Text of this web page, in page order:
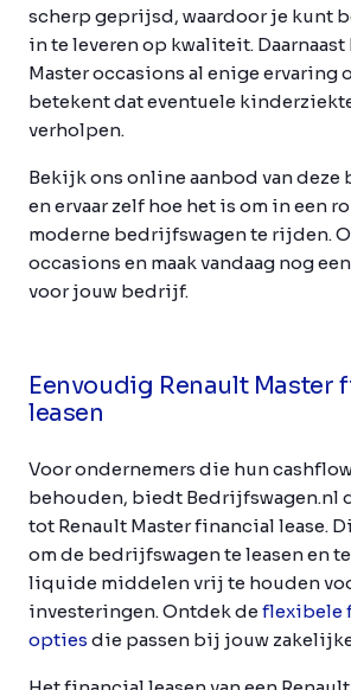
scherp geprijsd, waardoor je kunt
in te leveren op kwaliteit.
Master occasions al enige ervaring
betekent dat eventuele
verholpen.
Bekijk ons online aanbod van deze
en ervaar zelf hoe het is om in een
moderne bedrijfswagen te rijden.
occasions en maak vandaag nog
voor jouw bedrijf.
Eenvoudig Renault Master
leasen
Voor ondernemers die hun
behouden, biedt Bedrijfswagen.nl
tot Renault Master financial lease.
om de bedrijfswagen te leasen en
liquide middelen vrij te houden
investeringen. Ontdek deflexibele
opties die passen bij jouw